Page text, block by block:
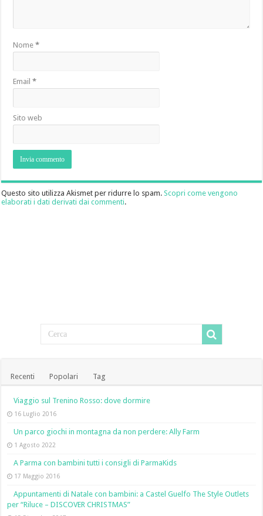
Nome*
Email*
Sito web
Questo sito utilizza Akismet per ridurre lo spam.Scopri come vengono
elaborati i dati derivati dai commenti.
Recenti Popolari Tag
Viaggio sul Trenino Rosso: dove dormire
16 Luglio 2016
Un parco giochi in montagna da non perdere: Ally Farm
1 Agosto 2022
A Parma con bambini tutti i consigli di ParmaKids
17 Maggio 2016
Appuntamenti di Natale con bambini: a Castel Guelfo The Style Outlets
per “Riluce – DISCOVER CHRISTMAS”